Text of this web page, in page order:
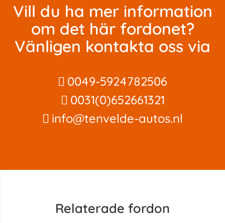
Vill du ha mer information
om det här fordonet?
Vänligen kontakta oss via
0049-5924782506
0031(0)652661321
info@tenvelde-autos.nl
Relaterade fordon